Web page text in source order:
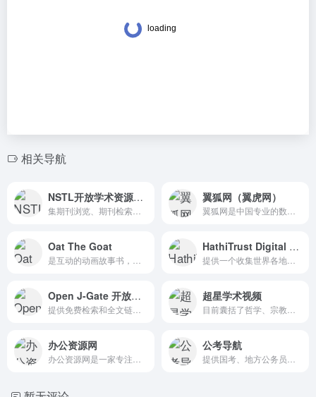
相关导航
NSTL开放学术资源系统网 翼狐网（翼虎网）
Oat The Goat HathiTrust Digital Library
Open J-Gate 开放获取期刊 超星学术视频
办公资源网 公考导航